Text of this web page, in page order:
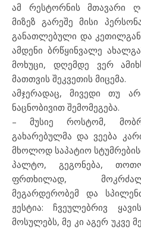
ამ რესტორნის მთავარი
მიზეზ გარეშე მისი
განათლებული და
ამდენი ბრწყინვალე
მოხუცი, დღემდე ვერ
მათთვის შეკვეთის მიცემა.
ამჯერადაც, მივედი თუ
ნაცნობივით შემომეგება.
– მუსიე როსტომ,
გახარებულმა და ვეება
მხოლოდ საპატიო
პალტო, გეგონება,
ფრთხილად,
მეგარდერობემ და
ჟესტია: ჩვეულებრივ
მოსულებს, მე კი აგერ უკვე